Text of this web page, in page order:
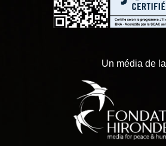
Un média de la